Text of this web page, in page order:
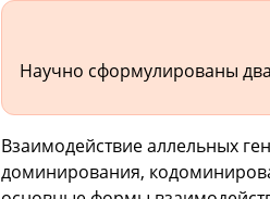
Научно сформулированы
Взаимодействие аллельных
доминирования,